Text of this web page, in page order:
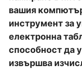
вашия
инструмент за
електронна
способност да
извършва